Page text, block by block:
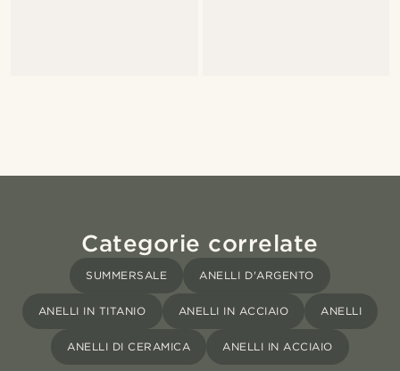
Categorie correlate
SUMMERSALE ANELLI D'ARGENTO
ANELLI IN TITANIO ANELLI IN ACCIAIO ANELLI
ANELLI DI CERAMICA ANELLI IN ACCIAIO